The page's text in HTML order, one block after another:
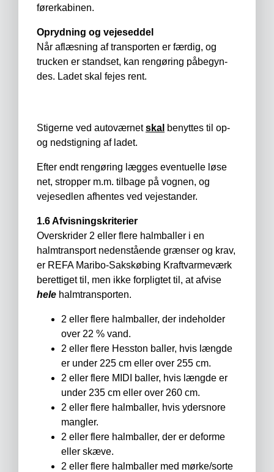
førerkabinen.
Oprydning og vejeseddel
Når aflæsning af transporten er færdig, og
trucken er standset, kan rengøring påbegyn­
des. Ladet skal fejes rent.
Stigerne ved autoværnetskal benyttes til op-
og nedstigning af ladet.
Efter endt rengøring lægges eventuelle løse
net, stropper m.m. tilbage på vognen, og
vejesedlen afhentes ved vejestander.
1.6 Afvisningskriterier
Overskrider 2 eller flere halmballer i en
halmtransport nedenstående grænser og krav,
er REFA Maribo-Sakskøbing Kraftvarmeværk
berettiget til, men ikke forpligtet til, at afvise
hele halmtransporten.
2 eller flere halmballer, der indeholder
over 22 % vand.
2 eller flere Hesston baller, hvis længde
er under 225 cm eller over 255 cm.
2 eller flere MIDI baller, hvis længde er
under 235 cm eller over 260 cm.
2 eller flere halmballer, hvis ydersnore
mangler.
2 eller flere halmballer, der er deforme
eller skæve.
2 eller flere halmballer med mørke/sorte